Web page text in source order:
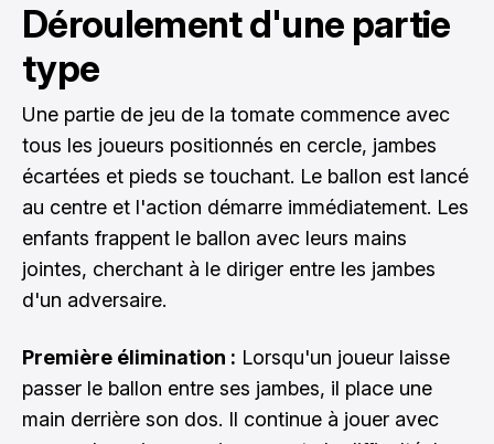
Déroulement d'une partie
type
Une partie de jeu de la tomate commence avec
tous les joueurs positionnés en cercle, jambes
écartées et pieds se touchant. Le ballon est lancé
au centre et l'action démarre immédiatement. Les
enfants frappent le ballon avec leurs mains
jointes, cherchant à le diriger entre les jambes
d'un adversaire.
Première élimination : Lorsqu'un joueur laisse
passer le ballon entre ses jambes, il place une
main derrière son dos. Il continue à jouer avec